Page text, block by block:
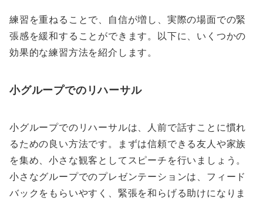
練習を重ねることで、自信が増し、実際の場面での緊
張感を緩和することができます。以下に、いくつかの
効果的な練習方法を紹介します。
小グループでのリハーサル
小グループでのリハーサルは、人前で話すことに慣れ
るための良い方法です。まずは信頼できる友人や家族
を集め、小さな観客としてスピーチを行いましょう。
小さなグループでのプレゼンテーションは、フィード
バックをもらいやすく、緊張を和らげる助けになりま